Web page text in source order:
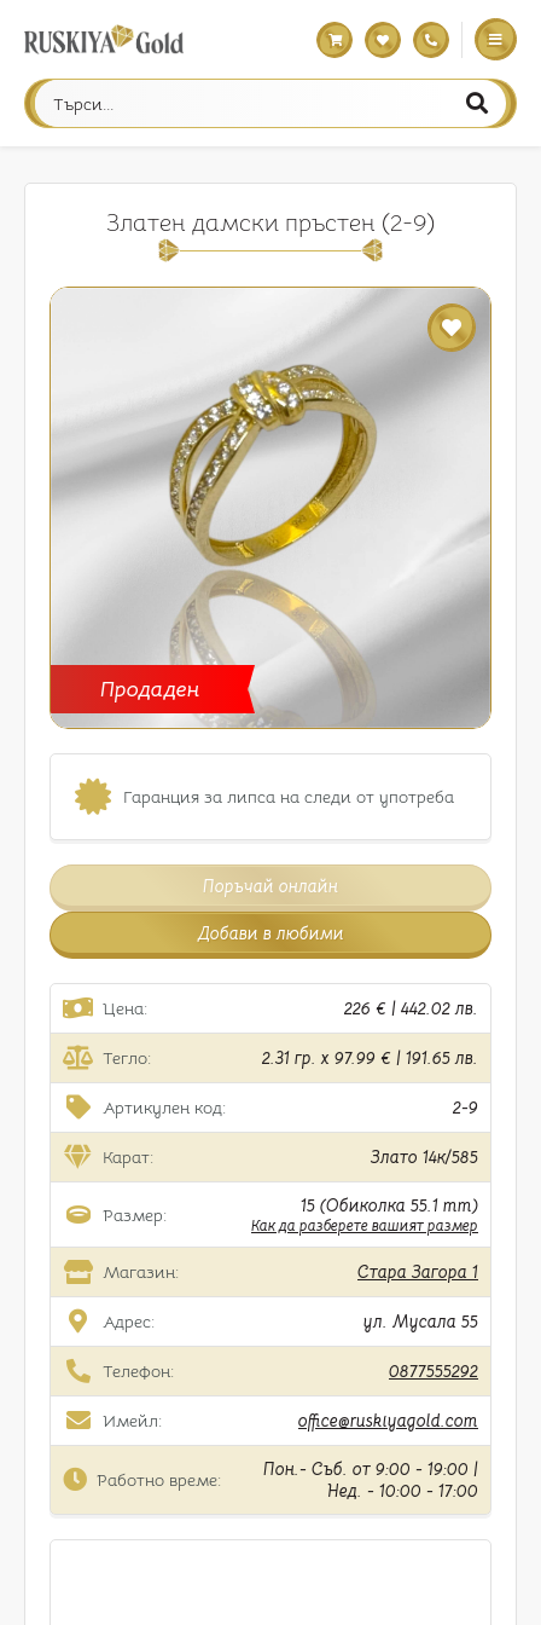
Златен дамски пръстен (2-9)
Продаден
Гаранция за липса на следи от употреба
Поръчай онлайн
Добави в любими
Цена: 226 € | 442.02 лв.
Тегло: 2.31 гр. x 97.99 € | 191.65 лв.
Артикулен код: 2-9
Карат: Злато 14к/585
Размер: 15 (Обиколка 55.1 mm)
Как да разберете вашият размер
Магазин: Стара Загора 1
Адрес: ул. Мусала 55
Телефон: 0877555292
Имейл: office@ruskiyagold.com
Работно време:
Пон.- Съб. от 9:00 - 19:00 |
Нед. - 10:00 - 17:00